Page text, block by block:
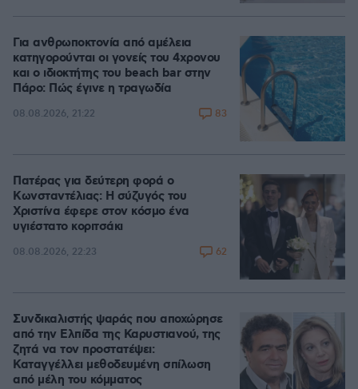
Για ανθρωποκτονία από αμέλεια
κατηγορούνται οι γονείς του 4χρονου
και ο ιδιοκτήτης του beach bar στην
Πάρο: Πώς έγινε η τραγωδία
08.08.2026, 21:22 83
Πατέρας για δεύτερη φορά ο
Κωνσταντέλιας: Η σύζυγός του
Χριστίνα έφερε στον κόσμο ένα
υγιέστατο κοριτσάκι
08.08.2026, 22:23 62
Συνδικαλιστής ψαράς που αποχώρησε
από την Ελπίδα της Καρυστιανού, της
ζητά να τον προστατέψει:
Καταγγέλλει μεθοδευμένη σπίλωση
από μέλη του κόμματος